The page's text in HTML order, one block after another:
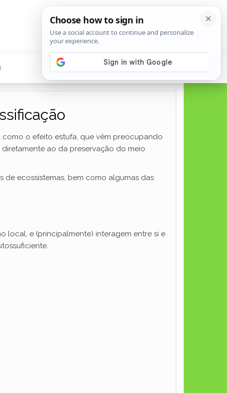
como o efeito estufa, que vêm preocupando
ao da preservação do meio
de ecossistemas, bem como algumas das
local, e (principalmente) interagem entre si e